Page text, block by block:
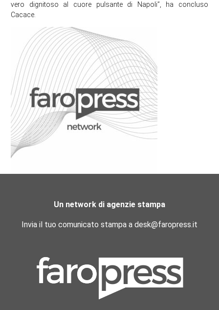
vero dignitoso al cuore pulsante di Napoli”, ha concluso
Cacace.
Un network di agenzie stampa
Invia il tuo comunicato stampa a desk@faropress.it